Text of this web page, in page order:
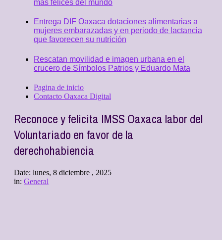
más felices del mundo
Entrega DIF Oaxaca dotaciones alimentarias a
mujeres embarazadas y en periodo de lactancia
que favorecen su nutrición
Rescatan movilidad e imagen urbana en el
crucero de Símbolos Patrios y Eduardo Mata
Pagina de inicio
Contacto Oaxaca Digital
Reconoce y felicita IMSS Oaxaca labor del
Voluntariado en favor de la
derechohabiencia
Date: lunes, 8 diciembre , 2025
in: General